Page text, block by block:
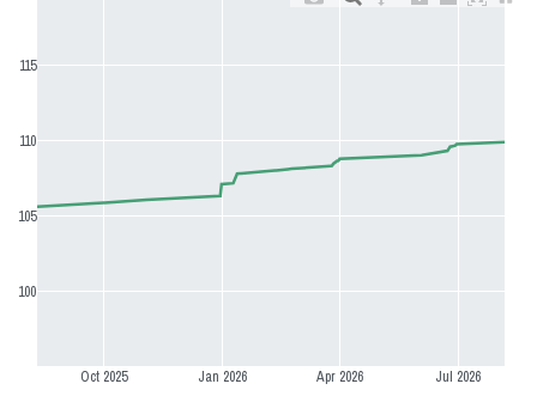
Oct 2025 Jan 2026 Apr 2026 Jul 2026
100
105
110
115